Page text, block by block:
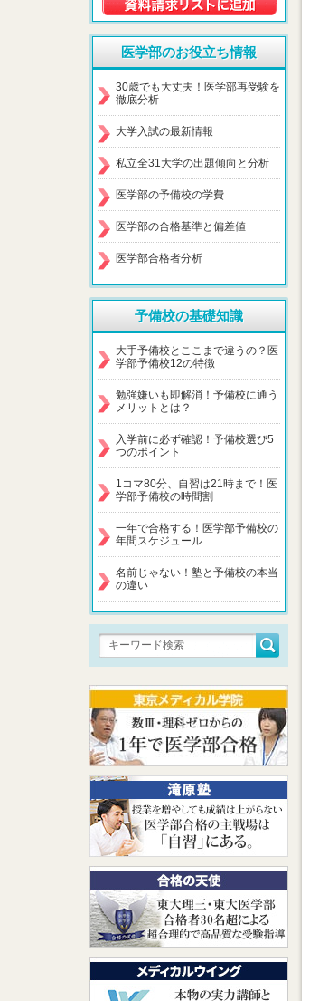
医学部のお役立ち情報
30歳でも大丈夫！医学部再受験を
徹底分析
大学入試の最新情報
私立全31大学の出題傾向と分析
医学部の予備校の学費
医学部の合格基準と偏差値
医学部合格者分析
予備校の基礎知識
大手予備校とここまで違うの？医
学部予備校12の特徴
勉強嫌いも即解消！予備校に通う
メリットとは？
入学前に必ず確認！予備校選び5
つのポイント
1コマ80分、自習は21時まで！医
学部予備校の時間割
一年で合格する！医学部予備校の
年間スケジュール
名前じゃない！塾と予備校の本当
の違い